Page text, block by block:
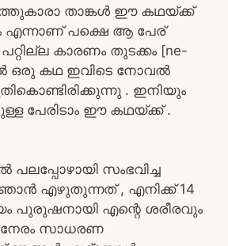
താങ്കള്‍ ഈ കഥയ്ക്ക്
എന്നാണ് പക്ഷെ ആ പേര്
കാരണം തുടക്കം [ne-
ഒരു കഥ ഇവിടെ നോവല്‍
. ഇനിയും
പേരിടാം ഈ കഥയ്ക്ക് .
പലപ്പോഴായി സംഭവിച്ച
എഴുതുന്നത് , എനിക്ക് 14
പുരുഷനായി എന്റെ ശരീരവും
നേരം സാധരണ